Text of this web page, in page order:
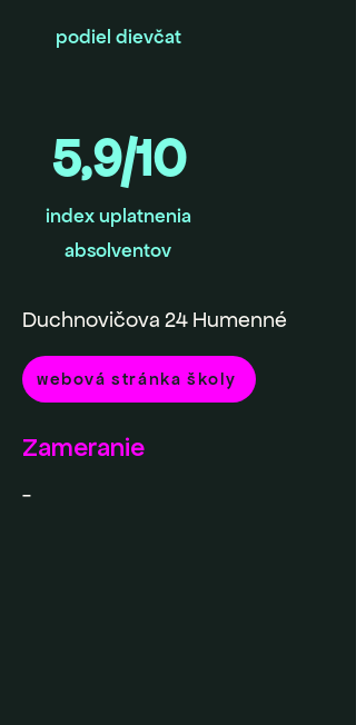
podiel dievčat
5,9/10
index uplatnenia
absolventov
Duchnovičova 24 Humenné
webová stránka školy
Zameranie
-